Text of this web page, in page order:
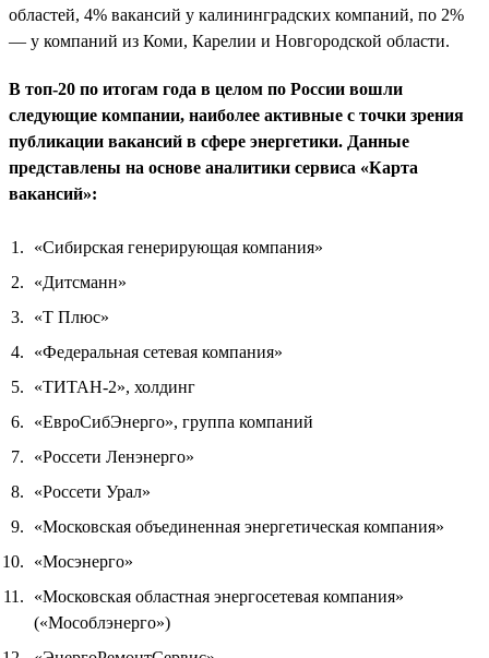
областей, 4% вакансий у калининградских компаний, по 2%
— у компаний из Коми, Карелии и Новгородской области.
В топ-20 по итогам года в целом по России вошли
следующие компании, наиболее активные с точки зрения
публикации вакансий в сфере энергетики. Данные
представлены на основе аналитики сервиса «Карта
вакансий»:
«Сибирская генерирующая компания»
«Дитсманн»
«Т Плюс»
«Федеральная сетевая компания»
«ТИТАН-2», холдинг
«ЕвроСибЭнерго», группа компаний
«Россети Ленэнерго»
«Россети Урал»
«Московская объединенная энергетическая компания»
«Мосэнерго»
«Московская областная энергосетевая компания»
(«Мособлэнерго»)